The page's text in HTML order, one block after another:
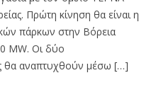
Πρώτη κίνηση θα είναι η
πάρκων στην Βόρεια
MW. Οι δύο
θα αναπτυχθούν μέσω […]